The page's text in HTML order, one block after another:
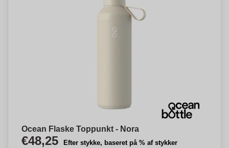
Ocean Flaske Toppunkt - Nora
€48,25 Efter stykke, baseret på % af stykker